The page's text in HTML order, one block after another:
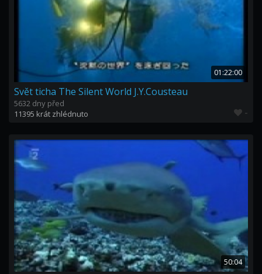
01:22:00
Svět ticha The Silent World J.Y.Cousteau
5632 dny před
11395 krát zhlédnuto
-
50:04